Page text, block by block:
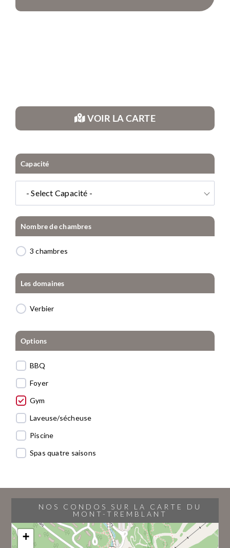
VOIR LA CARTE
Capacité
- Select Capacité -
Nombre de chambres
3 chambres
Les domaines
Verbier
Options
BBQ
Foyer
Gym
Laveuse/sécheuse
Piscine
Spas quatre saisons
NOS CONDOS SUR LA CARTE DU
MONT-TREMBLANT
+